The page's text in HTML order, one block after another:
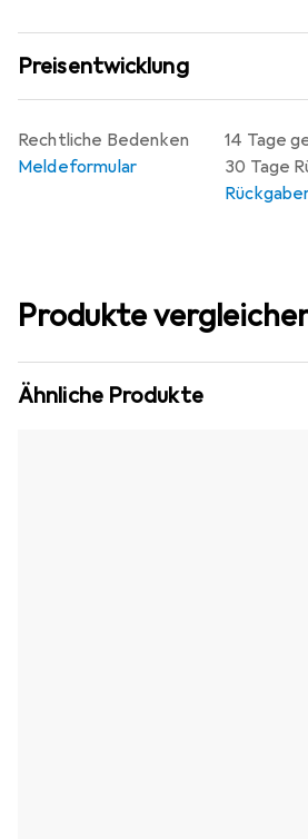
Preisentwicklung
14 Tage
30 Tage
Rechtliche Bedenken
Meldeformular
Produkte
Ähnliche Produkte